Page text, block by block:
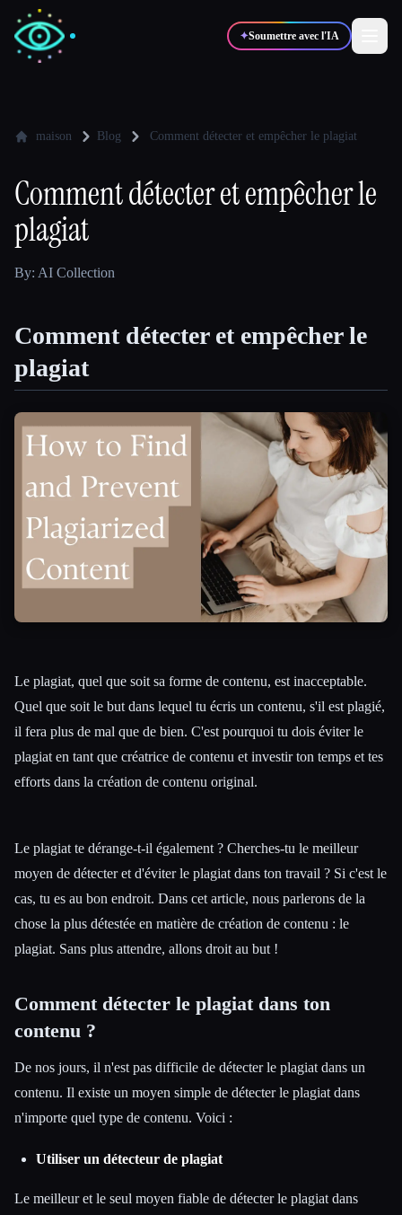
✦Soumettre avec l'IA
✍️ Auteurs 🎨 Designers
💻Développeurs 📈 Marketeurs
🎓
Comparer les outils
Toutes les catégories
À propos
Esc
maison Blog Comment détecter et empêcher le plagiat
Comment détecter et empêcher le
plagiat
By: AI Collection
Comment détecter et empêcher le
plagiat
Le plagiat, quel que soit sa forme de contenu, est inacceptable.
Quel que soit le but dans lequel tu écris un contenu, s'il est plagié,
il fera plus de mal que de bien. C'est pourquoi tu dois éviter le
plagiat en tant que créatrice de contenu et investir ton temps et tes
efforts dans la création de contenu original.
Le plagiat te dérange-t-il également ? Cherches-tu le meilleur
moyen de détecter et d'éviter le plagiat dans ton travail ? Si c'est le
cas, tu es au bon endroit. Dans cet article, nous parlerons de la
chose la plus détestée en matière de création de contenu : le
plagiat. Sans plus attendre, allons droit au but !
Comment détecter le plagiat dans ton
contenu ?
De nos jours, il n'est pas difficile de détecter le plagiat dans un
contenu. Il existe un moyen simple de détecter le plagiat dans
n'importe quel type de contenu. Voici :
Utiliser un détecteur de plagiat
Le meilleur et le seul moyen fiable de détecter le plagiat dans